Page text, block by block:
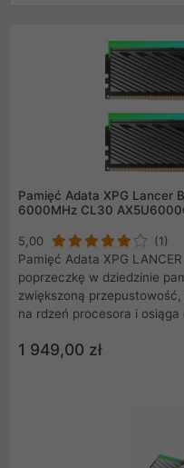
Pamięć Adata XPG Lancer
6000MHz CL30
5,00
(1)
Pamięć Adata XPG
poprzeczkę w dziedzinie
zwiększoną
na rdzeń procesora i
więcej, jest ona
Integrated Circuit) i ECC
1 949,00 zł